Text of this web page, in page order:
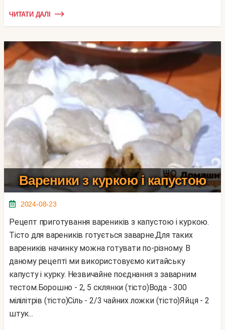
ЧИТАТИ ДАЛІ
Вареники з куркою і капустою
2024-08-23
Рецепт приготування вареників з капустою і куркою.
Тісто для вареників готується заварне.Для таких
вареників начинку можна готувати по-різному. В
даному рецепті ми використовуємо китайську
капусту і курку. Незвичайне поєднання з заварним
тестом.Борошно - 2, 5 склянки (тісто)Вода - 300
мілілітрів (тісто)Сіль - 2/3 чайних ложки (тісто)Яйця - 2
штук...